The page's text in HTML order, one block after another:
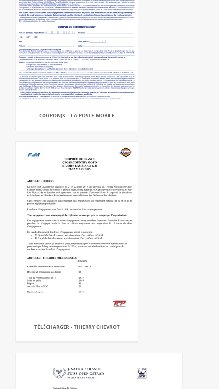
COUPON(S) - LA POSTE MOBILE
TÉLÉCHARGER - THIERRY CHEVROT